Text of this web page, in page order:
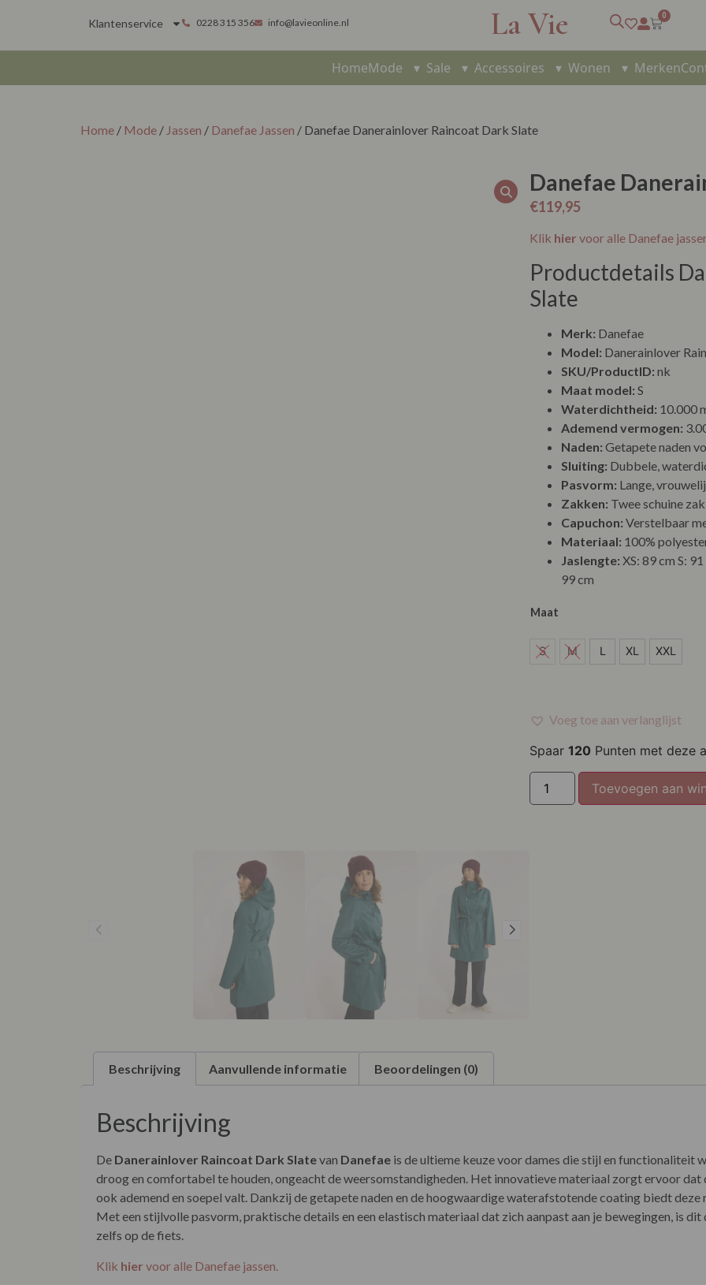
Klantenservice 0228 315 356 info@lavieonline.nl La Vie 0
HomeMode ▾ Sale ▾ Accessoires ▾ Wonen ▾ Merken
Home / Mode / Jassen / Danefae Jassen / Danefae Danerainlover Raincoat Dark Slate
Danefae
€119,95
Klik hier voor alle Danefae
Productdetails
Slate
Merk: Danefae
Model: Danerainlover
SKU/ProductID: nk
Maat model: S
Waterdichtheid: 10.000
Ademend vermogen:
Naden: Getapete naden
Sluiting: Dubbele,
Pasvorm: Lange,
Zakken: Twee schuine
Capuchon: Verstelbaar
Materiaal: 100%
Jaslengte: XS: 89 cm S:
99 cm
Maat
L
S M L XL XXL
Voeg toe aan verlanglijst
Spaar 120 Punten met deze
Toevoegen aan
Beschrijving Aanvullende informatie Beoordelingen (0)
Beschrijving
De Danerainlover Raincoat Dark Slatevan Danefae is de ultieme keuze voor dames die stijl en functionaliteit
droog en comfortabel te houden, ongeacht de weersomstandigheden. Het innovatieve materiaal zorgt ervoor dat
ook ademend en soepel valt. Dankzij de getapete naden en de hoogwaardige waterafstotende coating biedt
Met een stijlvolle pasvorm, praktische details en een elastisch materiaal dat zich aanpast aan je bewegingen, is
zelfs op de fiets.
Klik hier voor alle Danefae jassen.